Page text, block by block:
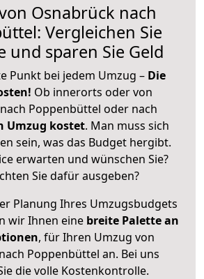
Osnabrück nach
Vergleichen Sie
und sparen Sie Geld
Punkt bei jedem Umzug – Die
Ob innerorts oder von
Poppenbüttel oder nach
Umzug kostet. Man muss sich
sein, was das Budget hergibt.
erwarten und wünschen Sie?
Sie dafür ausgeben?
Planung Ihres Umzugsbudgets
wir Ihnen eine breite Palette an
, für Ihren Umzug von
Poppenbüttel an. Bei uns
die volle Kostenkontrolle.